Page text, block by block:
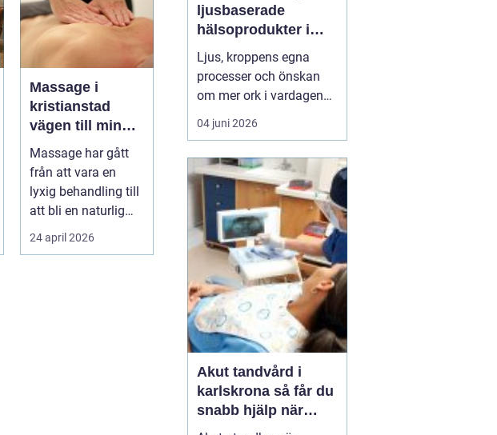
Massage i
kristianstad
vägen till mindre
stress och mer
energi i
vardagen
Massage har gått
från att vara en
lyxig behandling till
att bli en naturlig
del av en hållbar
livsst...
24 april 2026
ljusbaserade
hälsoprodukter i
fokus
Ljus, kroppens egna
processer och önskan
om mer ork i vardagen
möts i ett växande
intresse för fototerapi
Sverige söker många
efter skonsamma
metoder som kan stödja
återhämtning, energi och
allmänt välbefinnande
utan ingrepp eller...
04 juni 2026
Akut tandvård i
karlskrona så får du
snabb hjälp när
tanden krisar